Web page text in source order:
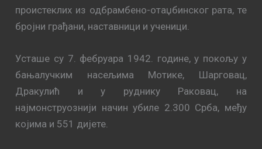
проистеклих из одбрамбено-отаџбинског рата, те
бројни грађани, наставници и ученици.
Усташе су 7. фебруара 1942. године, у покољу у
бањалучким насељима Мотике, Шарговац,
Дракулић и у руднику Раковац, на
најмонструознији начин убиле 2.300 Срба, међу
којима и 551 дијете.